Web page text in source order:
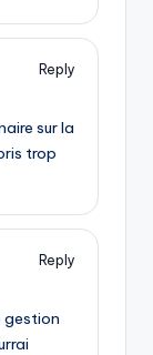
Reply
sur la
trop
Reply
gestion